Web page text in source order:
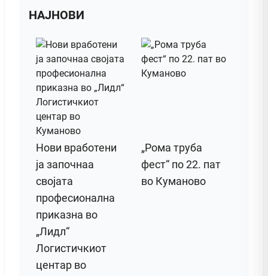
НАЈНОВИ
Нови вработени
ја започнаа
својата
професионална
приказна во
„Лидл“
Логистичкиот
центар во
„Рома труба
фест“ по 22. пат
во Куманово